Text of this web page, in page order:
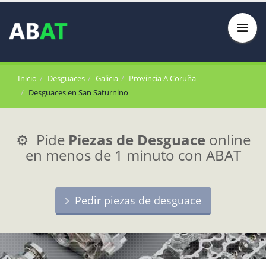
Inicio Desguaces Galicia
Provincia A Coruña
Desguaces en San Saturnino
⚙️ Pide Piezas de Desguace online
en menos de 1 minuto con ABAT
Pedir piezas de desguace